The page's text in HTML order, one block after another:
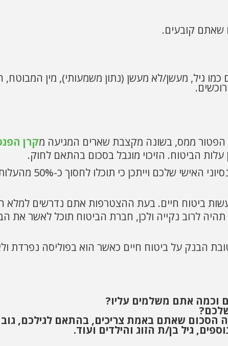
שאתם קובעים.
גיל, מעשן/לא מעשן (נתון משמעותי), מין
ממס, בשונה מקצבת שארים המגיעה מקרן
הפסקתם לעשן? עדכנו את מנהל התיק הפנסיוני האישי שלכם וייתכן כי תוכלו לחסוך
לעשות ביטוח חיים. בעת ההצטרפות אתם נדרשים
לרוב נקייה ולכן, חברת הביטוח תוכל לאשר את
הבנק על ביטוח חיים כאשר הוא בפוליסה נפרדת
וכמה אתם משלמים עליו?
הסכום שאתם באמת צריכים, בהתאם לגילכם,
גיל בן/ת הזוג והילדים ועוד.